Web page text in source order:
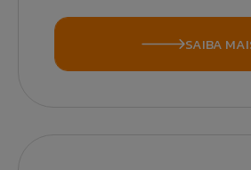
SAIBA